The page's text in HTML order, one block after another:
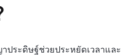
ประดิษฐ์ช่วยประหยัดเวลาและ